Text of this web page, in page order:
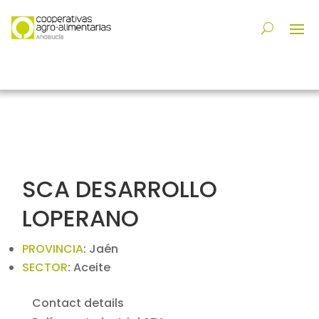
SCA DESARROLLO
LOPERANO
PROVINCIA: Jaén
SECTOR: Aceite
Contact details